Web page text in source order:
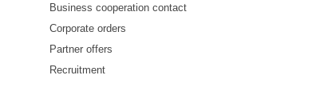
Business cooperation contact
Corporate orders
Partner offers
Recruitment